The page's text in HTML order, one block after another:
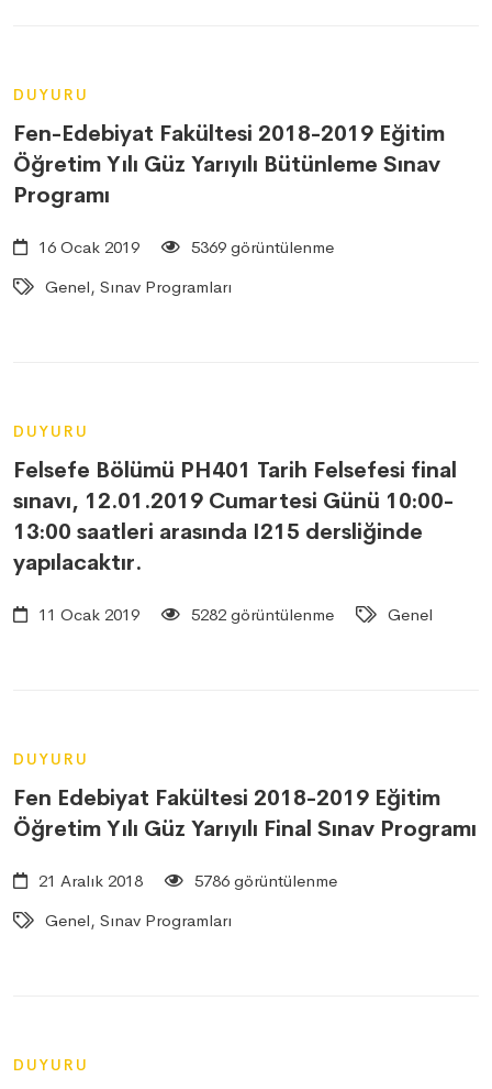
DUYURU
Fen-Edebiyat Fakültesi 2018-2019 Eğitim
Öğretim Yılı Güz Yarıyılı Bütünleme Sınav
Programı
16 Ocak 2019
5369 görüntülenme
Genel, Sınav Programları
DUYURU
Felsefe Bölümü PH401 Tarih Felsefesi final
sınavı, 12.01.2019 Cumartesi Günü 10:00-
13:00 saatleri arasında I215 dersliğinde
yapılacaktır.
11 Ocak 2019 5282 görüntülenme Genel
DUYURU
Fen Edebiyat Fakültesi 2018-2019 Eğitim
Öğretim Yılı Güz Yarıyılı Final Sınav Programı
21 Aralık 2018
5786 görüntülenme
Genel, Sınav Programları
DUYURU